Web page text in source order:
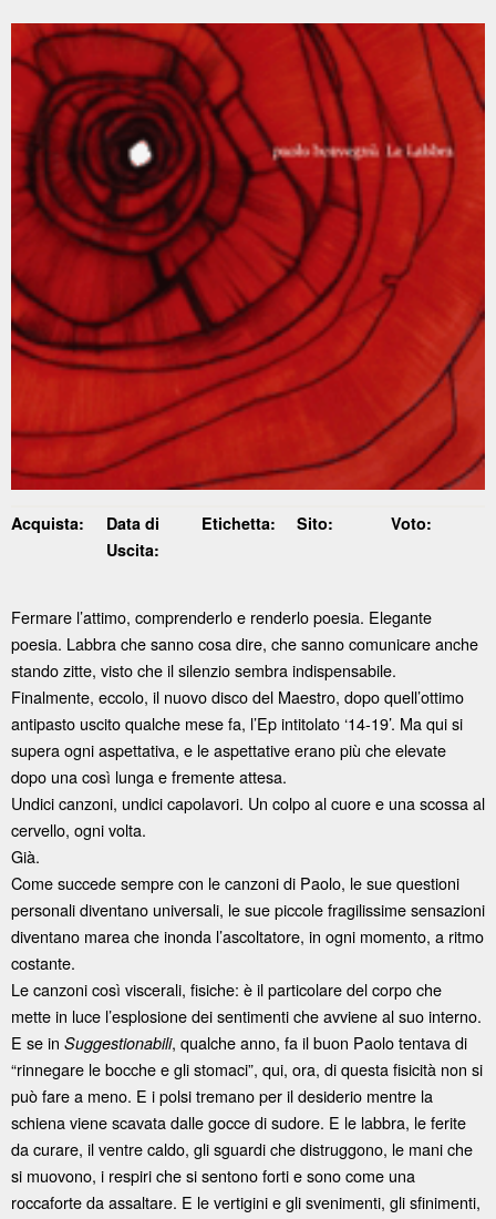
Acquista:
Data di
Uscita:
Etichetta: Sito: Voto:
Fermare l’attimo, comprenderlo e renderlo poesia. Elegante
poesia. Labbra che sanno cosa dire, che sanno comunicare anche
stando zitte, visto che il silenzio sembra indispensabile.
Finalmente, eccolo, il nuovo disco del Maestro, dopo quell’ottimo
antipasto uscito qualche mese fa, l’Ep intitolato ‘14-19’. Ma qui si
supera ogni aspettativa, e le aspettative erano più che elevate
dopo una così lunga e fremente attesa.
Undici canzoni, undici capolavori. Un colpo al cuore e una scossa al
cervello, ogni volta.
Già.
Come succede sempre con le canzoni di Paolo, le sue questioni
personali diventano universali, le sue piccole fragilissime sensazioni
diventano marea che inonda l’ascoltatore, in ogni momento, a ritmo
costante.
Le canzoni così viscerali, fisiche: è il particolare del corpo che
mette in luce l’esplosione dei sentimenti che avviene al suo interno.
E se in Suggestionabili, qualche anno, fa il buon Paolo tentava di
“rinnegare le bocche e gli stomaci”, qui, ora, di questa fisicità non si
può fare a meno. E i polsi tremano per il desiderio mentre la
schiena viene scavata dalle gocce di sudore. E le labbra, le ferite
da curare, il ventre caldo, gli sguardi che distruggono, le mani che
si muovono, i respiri che si sentono forti e sono come una
roccaforte da assaltare. E le vertigini e gli svenimenti, gli sfinimenti,